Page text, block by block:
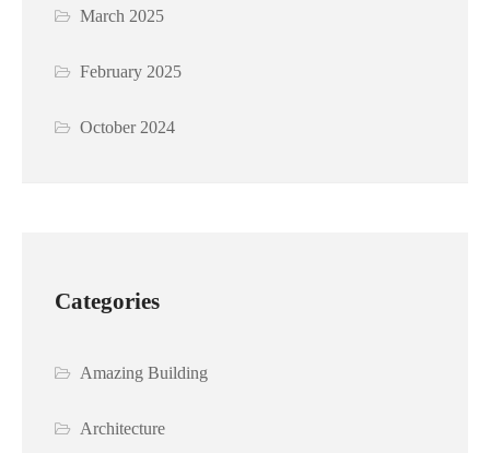
March 2025
February 2025
October 2024
Categories
Amazing Building
Architecture